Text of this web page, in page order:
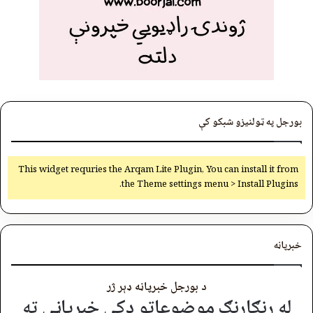
بورجل په ټولنیزو شبکو کې
This widget requries the Arqam Lite Plugin, You can install it from
the Theme settings menu > Install Plugins.
خبرپاڼه
د بورجل خبرپاڼه ډېر ژر